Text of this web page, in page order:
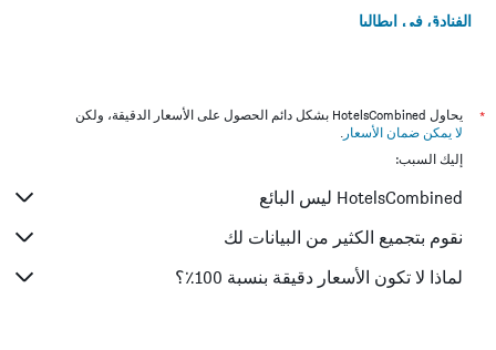
الفنادق في إيطاليا
*
يحاول HotelsCombined بشكل دائم الحصول على الأسعار الدقيقة، ولكن
لا يمكن ضمان الأسعار .
إليك السبب:
HotelsCombined ليس البائع
نقوم بتجميع الكثير من البيانات لك
لماذا لا تكون الأسعار دقيقة بنسبة 100٪؟